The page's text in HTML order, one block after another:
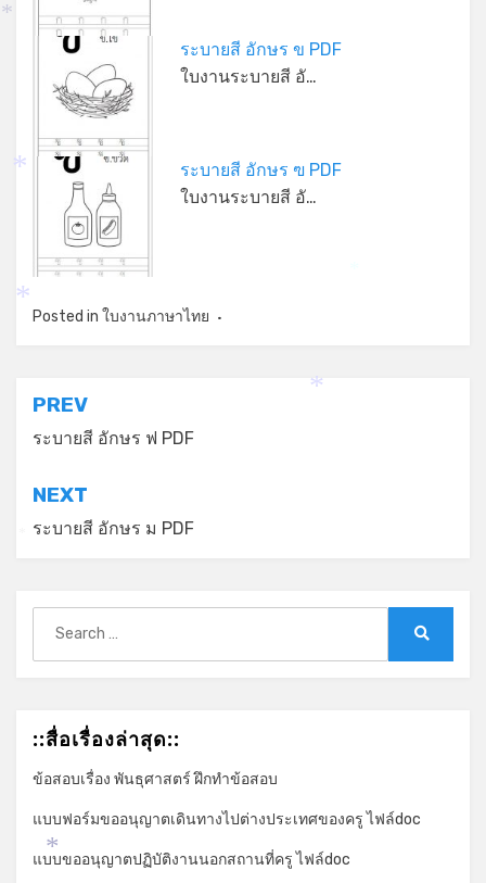
ระบายสี อักษร ข PDF
ใบงานระบายสี อั…
ระบายสี อักษร ฃ PDF
ใบงานระบายสี อั…
Posted in ใบงานภาษาไทย
แนะแนว
เรื่อง
PREV
ระบายสี อักษร ฟ PDF
NEXT
ระบายสี อักษร ม PDF
for:
::สื่อเรื่องล่าสุด::
ข้อสอบเรื่อง พันธุศาสตร์ ฝึกทำข้อสอบ
แบบฟอร์มขออนุญาตเดินทางไปต่างประเทศของครู ไฟล์doc
แบบขออนุญาตปฏิบัติงานนอกสถานที่ครู ไฟล์doc
*
*